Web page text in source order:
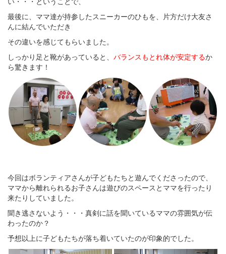
最後に、ママ達が持参したスニーカーのひもを、片方だけ大友さ
んに結んでいただき
その違いを感じてもらいました。
しっかり足と靴があっていると、 バランスもとれ体が安定するか
ら驚きます！
今回はボランティアさんが子どもたちと遊んでくださったので、
ママから離れられるお子さんは遊びのスペースとママを行ったり
来たりしていました。
聞き逃さないよう・・・真剣に話を聞いているママの雰囲気が伝
わったのか？
予想以上に子どもたちが落ち着いていたのが印象的でした。